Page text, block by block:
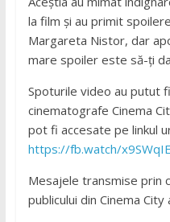
la film și au primit
Margareta Nistor, dar
mare spoiler este să-ți
Spoturile video au putut
cinematografe Cinema
pot fi accesate pe linkul
https://fb.watch/
Mesajele transmise prin
publicului din Cinema City